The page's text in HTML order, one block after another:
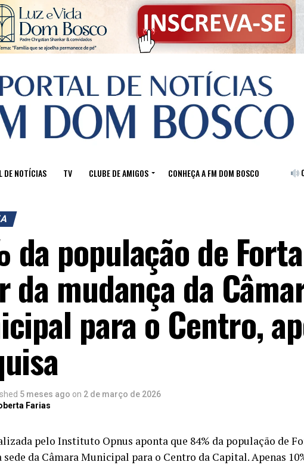
DE NOTÍCIAS TV CLUBE DE AMIGOS CONHEÇA A FM DOM BOSCO
da população de
da mudança da
para o Centro,
5 meses ago on 2 de março de 2026
Farias
pelo Instituto Opnus aponta que 84% da população de
sede da Câmara Municipal para o Centro da Capital. Apenas